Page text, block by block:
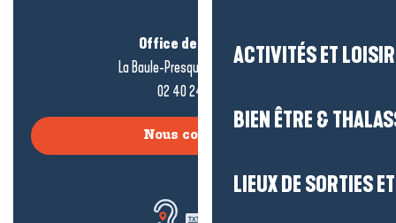
ACTIVITÉS ET
BIEN ÊTRE &
LIEUX DE SORTIES
Office de tourisme
La Baule-Presqu’île de Guérande
02 40 24 34 44
Nous contacter